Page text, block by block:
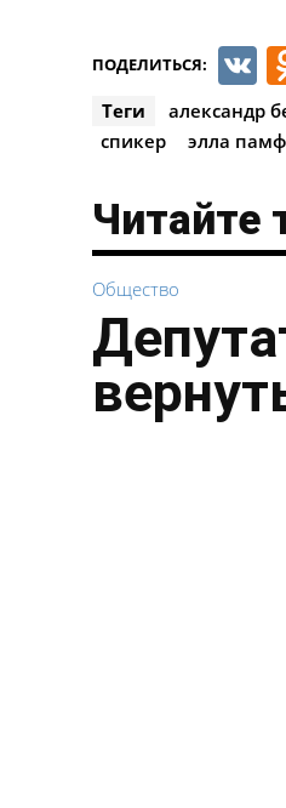
ПОДЕЛИТЬСЯ:
Теги александр
спикер
элла
Читайте
Общество